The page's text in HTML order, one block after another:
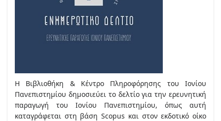
Η Βιβλιοθήκη & Κέντρο Πληροφόρησης του Ιονίου
Πανεπιστημίου δημοσιεύει το δελτίο για την ερευνητική
παραγωγή του Ιονίου Πανεπιστημίου, όπως αυτή
καταγράφεται στη βάση Scopus και στον εκδοτικό οίκο